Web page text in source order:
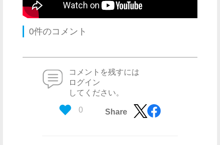
0件のコメント
コメントを残すには
ログイン
してください。
0 Share